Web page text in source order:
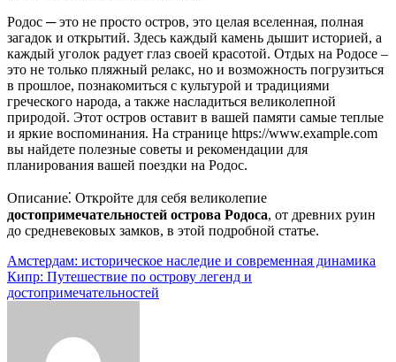
Родос ─ это не просто остров, это целая вселенная, полная
загадок и открытий. Здесь каждый камень дышит историей, а
каждый уголок радует глаз своей красотой. Отдых на Родосе –
это не только пляжный релакс, но и возможность погрузиться
в прошлое, познакомиться с культурой и традициями
греческого народа, а также насладиться великолепной
природой. Этот остров оставит в вашей памяти самые теплые
и яркие воспоминания. На странице https://www.example.com
вы найдете полезные советы и рекомендации для
планирования вашей поездки на Родос.
Описание⁚ Откройте для себя великолепие
достопримечательностей острова Родоса, от древних руин
до средневековых замков, в этой подробной статье.
Навигация
по
Амстердам: историческое наследие и современная динамика
Кипр: Путешествие по острову легенд и
достопримечательностей